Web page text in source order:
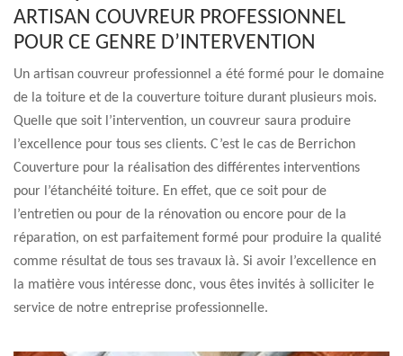
ARTISAN COUVREUR PROFESSIONNEL
POUR CE GENRE D’INTERVENTION
Un artisan couvreur professionnel a été formé pour le domaine
de la toiture et de la couverture toiture durant plusieurs mois.
Quelle que soit l’intervention, un couvreur saura produire
l’excellence pour tous ses clients. C’est le cas de Berrichon
Couverture pour la réalisation des différentes interventions
pour l’étanchéité toiture. En effet, que ce soit pour de
l’entretien ou pour de la rénovation ou encore pour de la
réparation, on est parfaitement formé pour produire la qualité
comme résultat de tous ses travaux là. Si avoir l’excellence en
la matière vous intéresse donc, vous êtes invités à solliciter le
service de notre entreprise professionnelle.